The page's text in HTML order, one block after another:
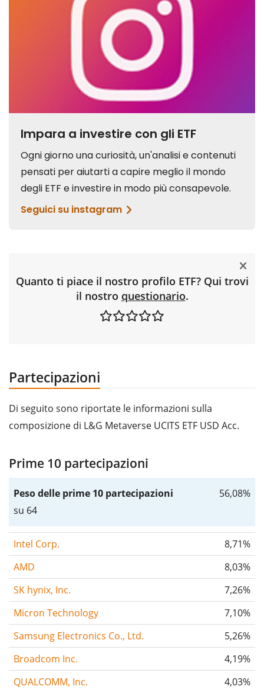
Quanto ti piace il nostro profilo ETF? Qui trovi
il nostro questionario.
Partecipazioni
Di seguito sono riportate le informazioni sulla
composizione di L&G Metaverse UCITS ETF USD Acc.
Prime 10 partecipazioni
Peso delle prime 10 partecipazioni
su 64
56,08%
Intel Corp.
8,71%
AMD
8,03%
SK hynix, Inc.
7,26%
Micron Technology
7,10%
Samsung Electronics Co., Ltd.
5,26%
Broadcom Inc.
4,19%
QUALCOMM, Inc.
4,03%